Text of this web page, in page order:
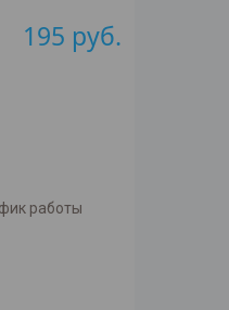
195 руб.
работы